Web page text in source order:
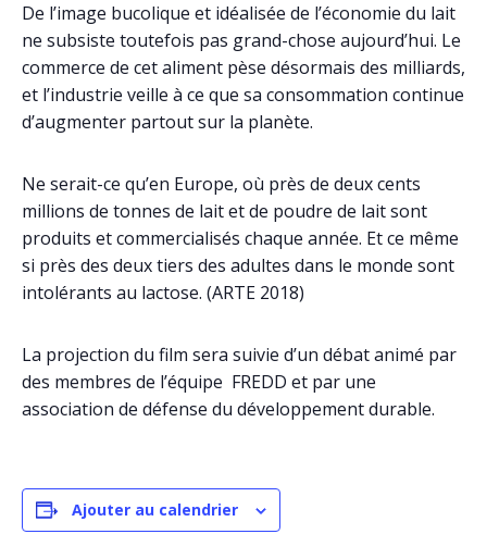
De l’image bucolique et idéalisée de l’économie du lait
ne subsiste toutefois pas grand-chose aujourd’hui. Le
commerce de cet aliment pèse désormais des milliards,
et l’industrie veille à ce que sa consommation continue
d’augmenter partout sur la planète.
Ne serait-ce qu’en Europe, où près de deux cents
millions de tonnes de lait et de poudre de lait sont
produits et commercialisés chaque année. Et ce même
si près des deux tiers des adultes dans le monde sont
intolérants au lactose. (ARTE 2018)
La projection du film sera suivie d’un débat animé par
des membres de l’équipe FREDD et par une
association de défense du développement durable.
Ajouter au calendrier